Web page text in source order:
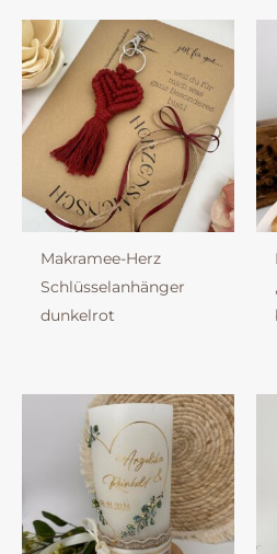
Makramee-Herz
Schlüsselanhänger
dunkelrot